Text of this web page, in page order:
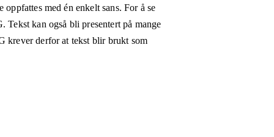
med én enkelt sans. For å se
kan også bli presentert på mange
krever derfor at tekst blir brukt som